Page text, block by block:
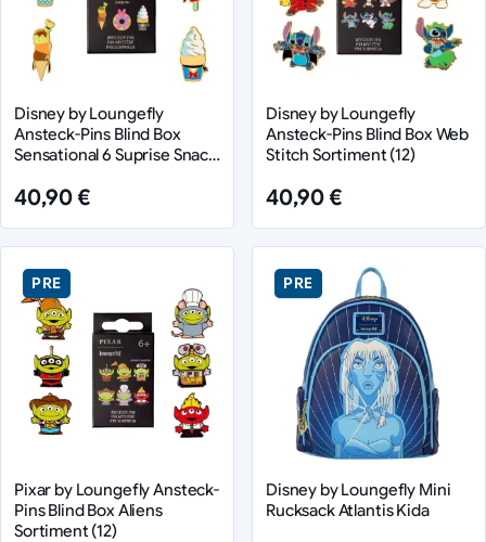
Disney by Loungefly
Ansteck-Pins Blind Box
Sensational 6 Suprise Snack
40,90 €
Disney by Loungefly
Ansteck-Pins Blind Box Web
Stitch Sortiment (12)
40,90 €
PRE
Pixar by Loungefly Ansteck-
Pins Blind Box Aliens
Sortiment (12)
PRE
Disney by Loungefly Mini
Rucksack Atlantis Kida